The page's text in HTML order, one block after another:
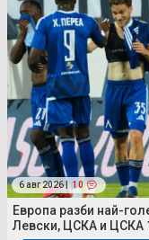
6 авг 2026 | 10
Европа разби най-
Левски, ЦСКА и ЦСКА